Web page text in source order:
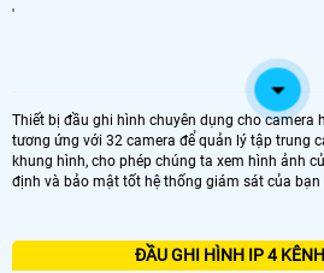
'
Thiết bị đầu ghi hình chuyên dụng cho camera
tương ứng với 32 camera để quản lý tập trung
khung hình, cho phép chúng ta xem hình ảnh
định và bảo mật tốt hệ thống giám sát của bạn
ĐẦU GHI HÌNH IP 4